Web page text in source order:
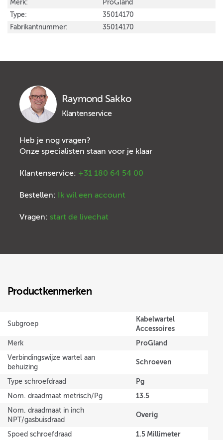
Merk:
ProGland
Type:
35014170
Fabrikantnummer:
35014170
Raymond Sakko
Klantenservice
Heb je nog vragen?
Onze specialisten staan voor je klaar
Klantenservice: +31 180 64 54 00
Bestellen: Ik wil een account
Vragen: start de livechat
Productkenmerken
Subgroep
Kabelwartel
Accessoires
Merk ProGland
Verbindingswijze wartel aan
behuizing
Schroeven
Type schroefdraad Pg
Nom. draadmaat metrisch/Pg 13.5
Nom. draadmaat in inch
NPT/gasbuisdraad
Overig
Spoed schroefdraad 1.5 Millimeter